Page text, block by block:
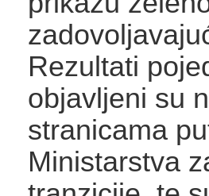
Rezultati
objavljeni su
stranicama
Ministarstva